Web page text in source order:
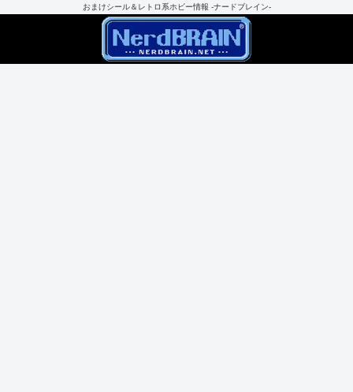
おまけシール＆レトロ系ホビー情報 -ナードブレイン-